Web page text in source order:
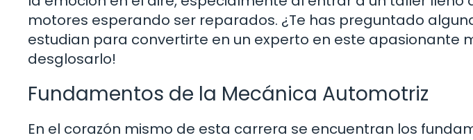
motores esperando ser reparados. ¿Te has preguntado
estudian para convertirte en un experto en este apasionante
desglosarlo!
Fundamentos de la Mecánica Automotriz
En el corazón mismo de esta carrera se encuentran los